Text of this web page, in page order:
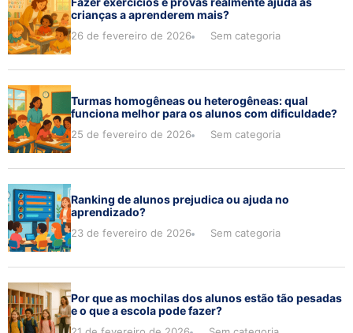
crianças a aprenderem mais?
26 de fevereiro de 2026 Sem categoria
Turmas homogêneas ou heterogêneas: qual
funciona melhor para os alunos com dificuldade?
25 de fevereiro de 2026 Sem categoria
Ranking de alunos prejudica ou ajuda no
aprendizado?
23 de fevereiro de 2026 Sem categoria
Por que as mochilas dos alunos estão tão pesadas
e o que a escola pode fazer?